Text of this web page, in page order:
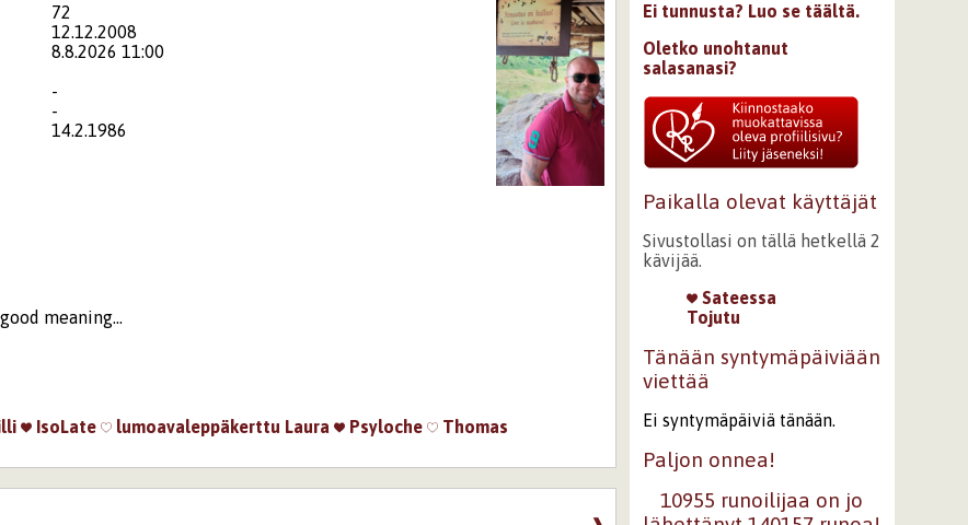
72
12.12.2008
8.8.2026 11:00
-
-
14.2.1986
meaning...
IsoLate lumoavaleppäkerttu Laura Psyloche Thomas
Ei tunnusta? Luo se täältä.
Oletko unohtanut
salasanasi?
Paikalla olevat käyttäjät
Sivustollasi on tällä hetkellä 2
kävijää.
Sateessa
Tojutu
Tänään syntymäpäiviään
viettää
Ei syntymäpäiviä tänään.
Paljon onnea!
10955 runoilijaa on jo